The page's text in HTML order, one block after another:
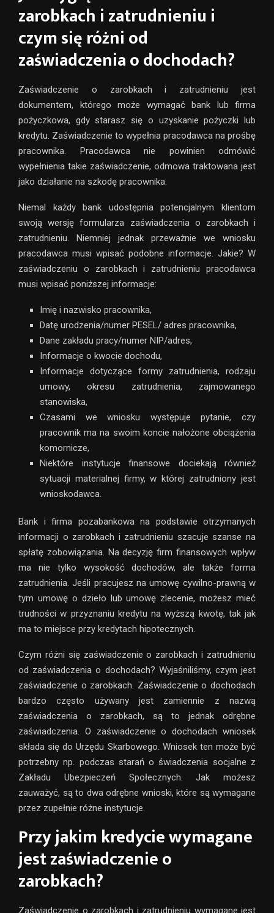
zarobkach i zatrudnieniu i
czym się różni od
zaświadczenia o dochodach?
Zaświadczenie o zarobkach i zatrudnieniu jest
dokumentem, którego może wymagać bank lub firma
pożyczkowa, gdy starasz się o uzyskanie pożyczki lub
kredytu. Zaświadczenie to wypełnia pracodawca na prośbę
pracownika. Pracodawca nie powinien odmówić
wypełnienia takie zaświadczenie, odmowa traktowana jest
jako działanie na szkodę pracownika.
Niemal każdy bank udostępnia potencjalnym klientom
swoją wersję formularza zaświadczenia o zarobkach i
zatrudnieniu. Niemniej jednak przeważnie we wniosku
pracodawca musi wpisać podobne informacje. Jakie? W
zaświadczeniu o zarobkach i zatrudnieniu pracodawca
musi wpisać poniższej informacje:
Imię i nazwisko pracownika,
Datę urodzenia/numer PESEL/ adres pracownika,
Dane zakładu pracy/numer NIP/adres,
Informacje o kwocie dochodu,
Informacje dotyczące formy zatrudnienia, rodzaju
umowy, okresu zatrudnienia, zajmowanego
stanowiska,
Czasami we wniosku występuje pytanie, czy
pracownik ma na swoim koncie nałożone obciążenia
komornicze,
Niektóre instytucje finansowe dociekają również
sytuacji materialnej firmy, w której zatrudniony jest
wnioskodawca.
Bank i firma pozabankowa na podstawie otrzymanych
informacji o zarobkach i zatrudnieniu szacuje szanse na
spłatę zobowiązania. Na decyzję firm finansowych wpływ
ma nie tylko wysokość dochodów, ale także forma
zatrudnienia. Jeśli pracujesz na umowę cywilno-prawną w
tym umowę o dzieło lub umowę zlecenie, możesz mieć
trudności w przyznaniu kredytu na wyższą kwotę, tak jak
ma to miejsce przy kredytach hipotecznych.
Czym różni się zaświadczenie o zarobkach i zatrudnieniu
od zaświadczenia o dochodach? Wyjaśniliśmy, czym jest
zaświadczenie o zarobkach. Zaświadczenie o dochodach
bardzo często używany jest zamiennie z nazwą
zaświadczenia o zarobkach, są to jednak odrębne
zaświadczenia. O zaświadczenie o dochodach wniosek
składa się do Urzędu Skarbowego. Wniosek ten może być
potrzebny np. podczas starań o świadczenia socjalne z
Zakładu Ubezpieczeń Społecznych. Jak możesz
zauważyć, są to dwa odrębne wnioski, które są wymagane
przez zupełnie różne instytucje.
Przy jakim kredycie wymagane
jest zaświadczenie o
zarobkach?
Zaświadczenie o zarobkach i zatrudnieniu wymagane jest